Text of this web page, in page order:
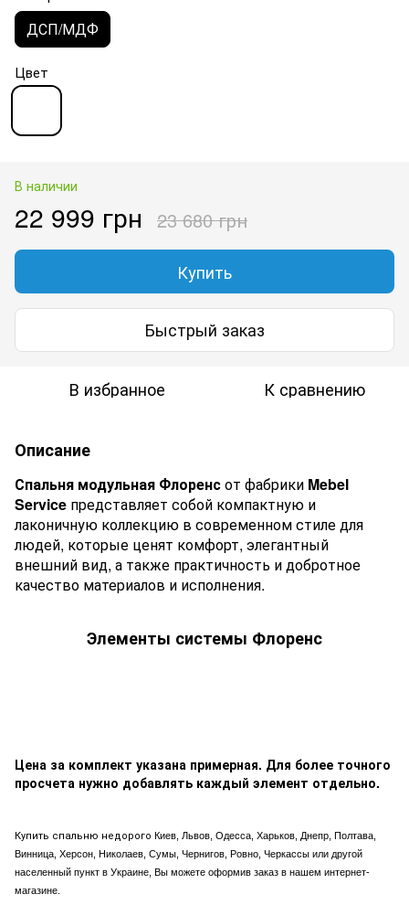
ДСП/МДФ
Цвет
В наличии
22 999 грн 23 680 грн
Купить
Быстрый заказ
В избранное К сравнению
Описание
Спальня модульная Флоренсот фабрики Mebel
Service представляет собой компактную и
лаконичную коллекцию в современном стиле для
людей, которые ценят комфорт, элегантный
внешний вид, а также практичность и добротное
качество материалов и исполнения.
Элементы системы Флоренс
Цена за комплект указана примерная. Для более точного
просчета нужно добавлять каждый элемент отдельно.
Купить спальню недорого Киев, Львов, Одесса, Харьков, Днепр, Полтава,
Винница, Херсон, Николаев, Сумы, Чернигов, Ровно, Черкассы или другой
населенный пункт в Украине, Вы можете оформив заказ в нашем интернет-
магазине.